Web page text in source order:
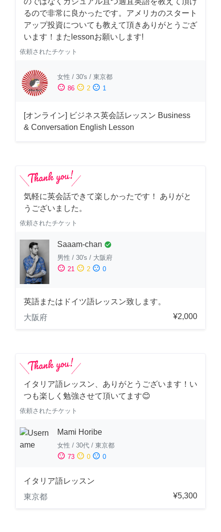
るので非常に良かったです。アメリカのスタート
アップ投資についても教えて頂きありがとうござ
います！またlessonお願いします!
依頼されたチケット
女性 / 30's / 東京都
sentiment_satisfied 86 sentiment_neutral 2 sentiment_dissatisfied 1
[オンライン] ビジネス英会話レッスン Business
& Conversation English Lesson
気軽に英会話できて楽しかったです！ ありがと
うございました。
依頼されたチケット
Saaam-chan check_circle
男性 / 30's / 大阪府
sentiment_satisfied 21 sentiment_neutral 2 sentiment_dissatisfied 0
英語またはドイツ語レッスン致します。
大阪府
¥2,000
イタリア語レッスン、ありがとうございます！い
つも楽しく勉強させて頂いてます😊
依頼されたチケット
Mami Horibe
女性 / 30代 / 東京都
sentiment_satisfied 73 sentiment_neutral 0 sentiment_dissatisfied 0
イタリア語レッスン
東京都
¥5,300